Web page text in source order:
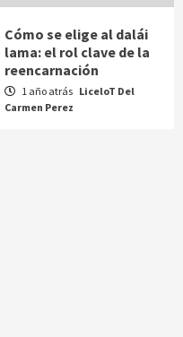
Cómo se elige al dalái
lama: el rol clave de la
reencarnación
1 año atrás LiceloT Del
Carmen Perez